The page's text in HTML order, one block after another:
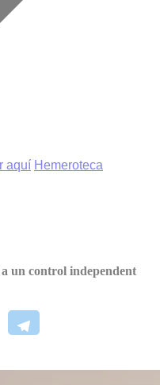
aquí Hemeroteca
un control independent